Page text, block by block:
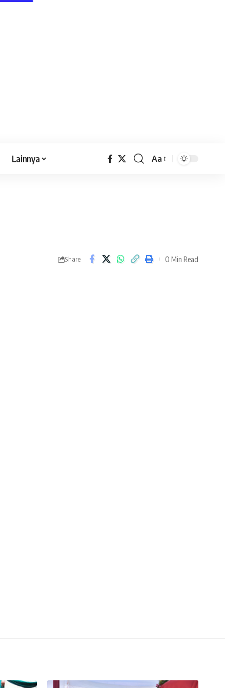
Lainnya Aa
Share 0 Min Read